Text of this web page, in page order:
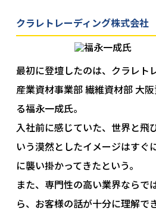
クラレトレーディング株式会
最初に登壇したのは、クラレト
産業資材事業部 繊維資材部 大
る福永一成氏。
入社前に感じていた、世界と飛
いう漠然としたイメージはすぐ
に襲い掛かってきたという。
また、専門性の高い業界ならで
ら、お客様の話が十分に理解で